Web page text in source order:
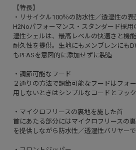
【特長】
・リサイクル100％の防水性／透湿性の表
H2Noパフォーマンス・スタンダード採
湿性シェルは、最高レベルの快適さと機
耐久性を提供。生地にもメンブレンにも
もPFASを意図的に添加せずに製造
・調節可能なフード
２通りの方法で調節可能なフードはフォ
用しないときはシンプルなコードとフッ
・マイクロフリースの裏地を施した首
首にあたる部分にはマイクロフリースの
を提供しながら防水性／透湿性バリヤー